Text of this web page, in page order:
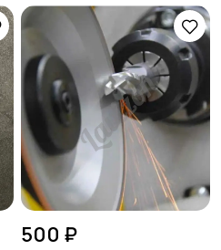
500 ₽